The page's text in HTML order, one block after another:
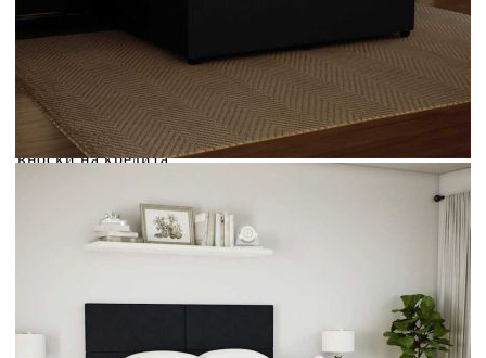
Боксспринг легло с матрак, черно, 180x200 см, кадифе
Please select credit institution
Цена на продукта: €739.00
Extraction of information from credit institutions
Предоставената таблица е с информационна цел.
Добавете продукта в количката си с бутона "Добави в
количката" и при поръчка ще можете да изберете броя
вноски на кредита.
Acest tabel are caracter informativ. Adăugați produsul în
coșul de cumpărături unde veți putea selecta detaliile
cererii de creditare.
Предоставената таблица е с информационна цел.
Добавете продукта в количката си с бутона "Добави в
количката" и при поръчка ще можете да изберете броя
вноски на кредита.